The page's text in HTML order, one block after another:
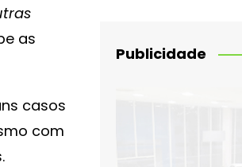
as
casos
com
Publicidade